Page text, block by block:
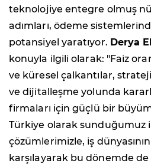
teknolojiye entegre olmuş
adımları, ödeme
potansiyel yaratıyor. Derya
konuyla ilgili olarak: "Faiz
ve küresel çalkantılar,
ve dijitalleşme yolunda
firmaları için güçlü bir
Türkiye olarak sunduğumuz
çözümlerimizle, iş
karşılayarak bu dönemde